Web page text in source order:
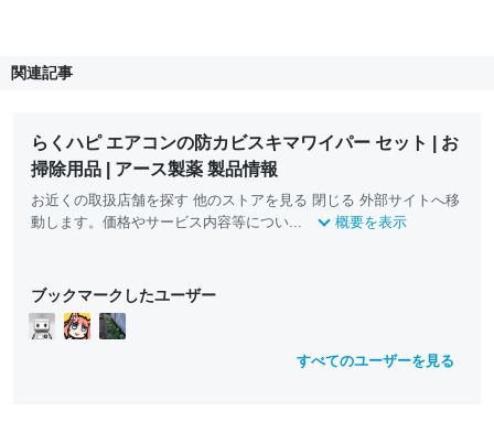
関連記事
らくハピ エアコンの防カビスキマワイパー セット | お
掃除用品 | アース製薬 製品情報
お近くの取扱店舗を探す 他のストアを見る 閉じる 外部サイトへ移
動します。価格やサービス内容等につい...
概要を表示
ブックマークしたユーザー
すべてのユーザーを見る